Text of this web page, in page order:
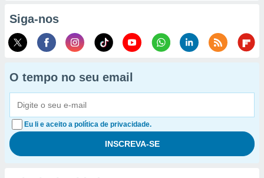
Siga-nos
O tempo no seu email
Eu li e aceito a política de privacidade.